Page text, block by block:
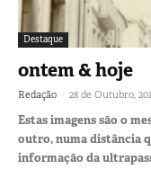
Destaque
ontem & hoje
Redação - 28 de Outubro,
Estas imagens são o
outro, numa distância
informação da